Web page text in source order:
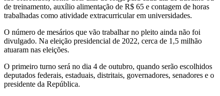
de treinamento, auxílio alimentação de R$ 65 e contagem de horas
trabalhadas como atividade extracurricular em universidades.
O número de mesários que vão trabalhar no pleito ainda não foi
divulgado. Na eleição presidencial de 2022, cerca de 1,5 milhão
atuaram nas eleições.
O primeiro turno será no dia 4 de outubro, quando serão escolhidos
deputados federais, estaduais, distritais, governadores, senadores e o
presidente da República.